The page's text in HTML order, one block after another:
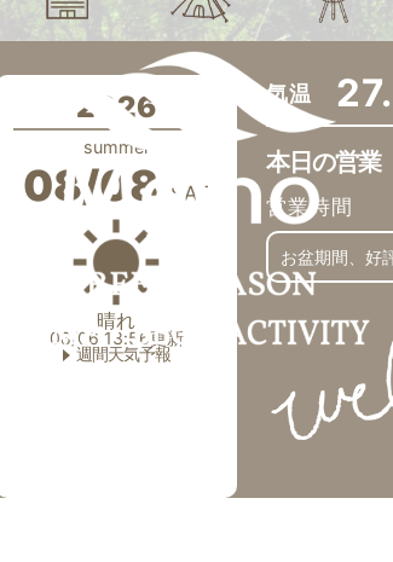
2026
summer
08/08 SAT
晴れ
08/06 13:56更新
週間天気予報
気温
本日の営業
営業時間
お盆期間、好